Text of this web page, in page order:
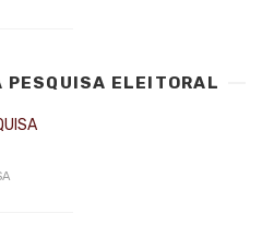
PESQUISA ELEITORAL